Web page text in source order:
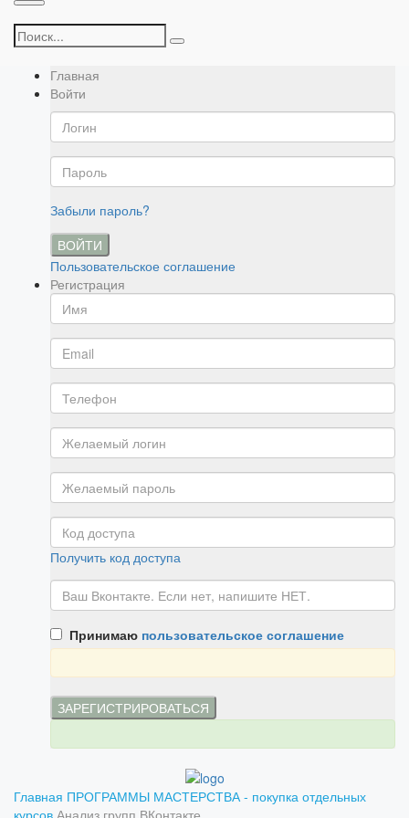
Главная
Войти
Забыли пароль?
ВОЙТИ
Пользовательское соглашение
Регистрация
Получить код доступа
Принимаю пользовательское соглашение
Главная ПРОГРАММЫ МАСТЕРСТВА - покупка отдельных